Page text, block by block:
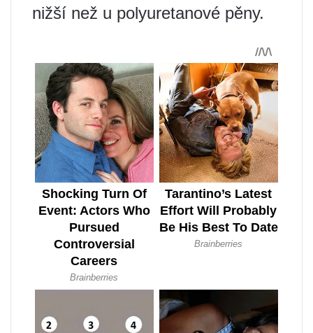
nižší než u polyuretanové pěny.